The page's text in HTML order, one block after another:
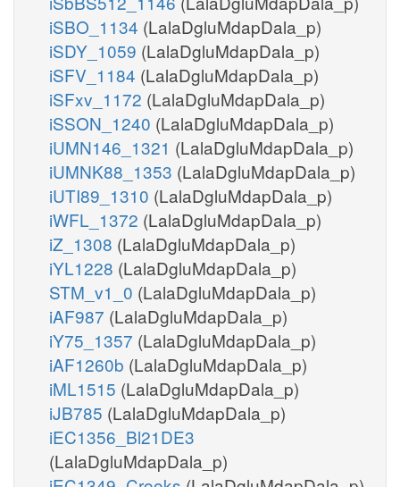
iSBO_1134 (LalaDgluMdapDala_p)
iSDY_1059 (LalaDgluMdapDala_p)
iSFV_1184 (LalaDgluMdapDala_p)
iSFxv_1172 (LalaDgluMdapDala_p)
iSSON_1240 (LalaDgluMdapDala_p)
iUMN146_1321 (LalaDgluMdapDala_p)
iUMNK88_1353 (LalaDgluMdapDala_p)
iUTI89_1310 (LalaDgluMdapDala_p)
iWFL_1372 (LalaDgluMdapDala_p)
iZ_1308 (LalaDgluMdapDala_p)
iYL1228 (LalaDgluMdapDala_p)
STM_v1_0 (LalaDgluMdapDala_p)
iAF987 (LalaDgluMdapDala_p)
iY75_1357 (LalaDgluMdapDala_p)
iAF1260b (LalaDgluMdapDala_p)
iML1515 (LalaDgluMdapDala_p)
iJB785 (LalaDgluMdapDala_p)
iEC1356_Bl21DE3
(LalaDgluMdapDala_p)